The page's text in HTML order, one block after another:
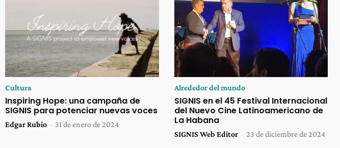
Cultura
Inspiring Hope: una campaña de
SIGNIS para potenciar nuevas voces
Edgar Rubio - 31 de enero de 2024
Alrededor del mundo
SIGNIS en el 45 Festival Internacional
del Nuevo Cine Latinoamericano de
La Habana
SIGNIS Web Editor - 23 de diciembre de 2024